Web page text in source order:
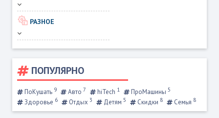
РАЗНОЕ
ПОПУЛЯРНО
ПоКушать 9 Авто 7 hiTech 1 ПроМашины 5
Здоровье 6 Отдых 3 Детям 5 Скидки 8 Семья 8